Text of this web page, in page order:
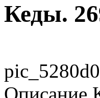
Кеды.
Описание